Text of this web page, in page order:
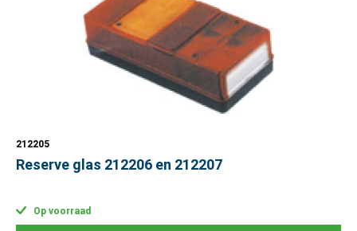
212205
Reserve glas 212206 en 212207
Op voorraad